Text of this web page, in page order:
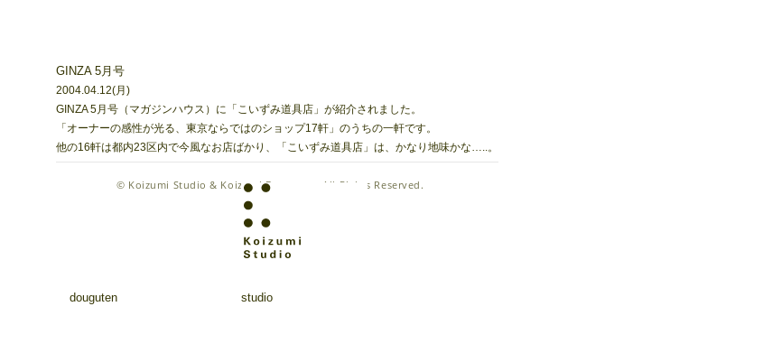
GINZA 5月号
2004.04.12(月)
GINZA 5月号（マガジンハウス）に「こいずみ道具店」が紹介されました。
「オーナーの感性が光る、東京ならではのショップ17軒」のうちの一軒です。
他の16軒は都内23区内で今風なお店ばかり、「こいずみ道具店」は、かなり地味かな…..。
studio
douguten
© Koizumi Studio & Koizumi Douguten . All Rights Reserved.